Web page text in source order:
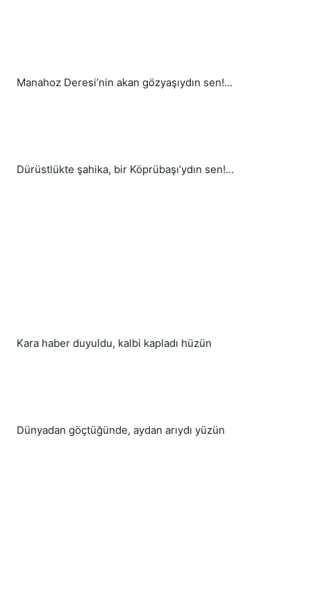
Manahoz Deresi’nin akan gözyaşıydın sen!...
Dürüstlükte şahika, bir Köprübaşı’ydın sen!...
Kara haber duyuldu, kalbi kapladı hüzün
Dünyadan göçtüğünde, aydan arıydı yüzün